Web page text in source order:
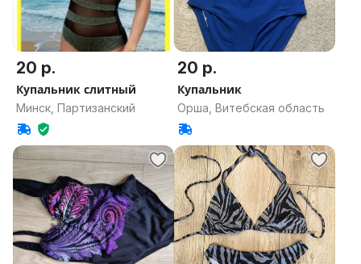
20 р.
Купальник слитный
Минск, Партизанский
20 р.
Купальник
Орша, Витебская область